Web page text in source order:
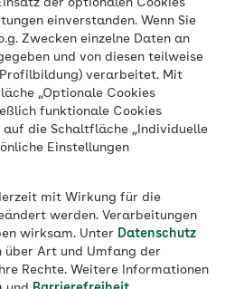
der optionalen Cookies
einverstanden. Wenn Sie
Zwecken einzelne Daten an
und von diesen teilweise
verarbeitet. Mit
„Optionale Cookies
funktionale Cookies
die Schaltfläche „Individuelle
Einstellungen
mit Wirkung für die
werden. Verarbeitungen
wirksam. Unter Datenschutz
Art und Umfang der
Rechte. Weitere Informationen
– zum Beispiel bei
oder der
einer Hebamme
ist
rund um die
Jahrfür Sie erreichbar.
erfahren